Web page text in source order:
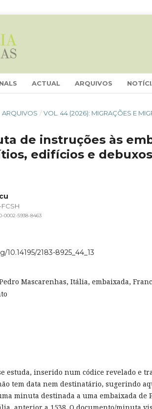
ACTUAL ARQUIVOS
ARQUIVOS / VOL. 44 (2026): MIGRAÇÕES E
de instruções às
edifícios e debuxos
0002-5938-8463
10.14195/2183-8925_44_13
Mascarenhas, Itália, embaixada,
estuda, inserido num códice revelado e
tem data nem destinatário, sugerindo
minuta destinada a uma embaixada de